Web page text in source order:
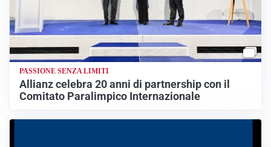
PASSIONE SENZA LIMITI
Allianz celebra 20 anni di partnership con il
Comitato Paralimpico Internazionale